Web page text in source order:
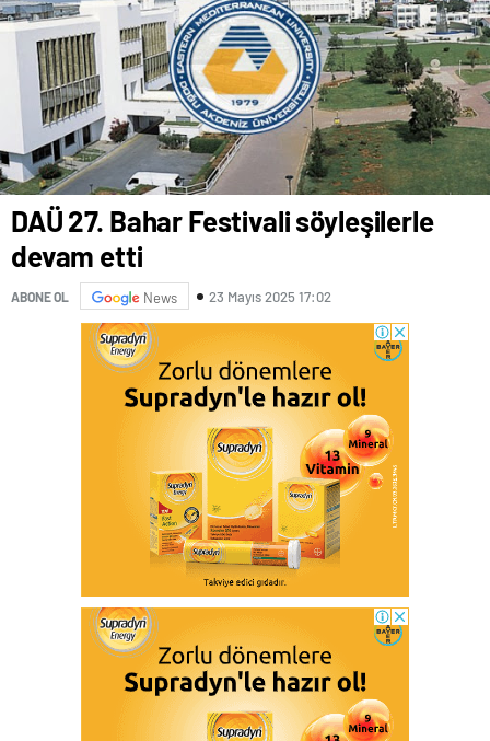
DAÜ 27. Bahar Festivali söyleşilerle
devam etti
ABONE OL News 23 Mayıs 2025 17:02